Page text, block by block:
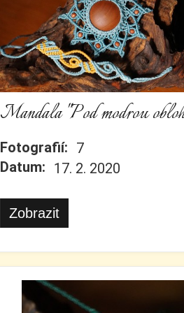
Mandala "Pod modrou
Fotografií: 7
Datum: 17. 2. 2020
Zobrazit